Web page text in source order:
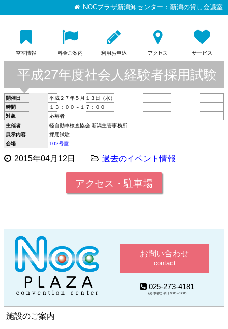
NOCプラザ新潟卸センター：新潟の貸し会議室
空室情報 料金ご案内 利用お申込 アクセス サービス
平成27年度社会人経験者採用試験
開催日
平成２７年５月１３日（水）
時間
１３：００～１７：００
対象
応募者
主催者
軽自動車検査協会 新潟主管事務所
展示内容
採用試験
会場
102号室
2015年04月12日 過去のイベント情報
アクセス・駐車場
お問い合わせ
contact
025-273-4181
(受付時間) 平日 9:00～17:00
施設のご案内